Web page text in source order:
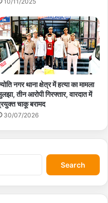
नगर थाना क्षेत्र में हत्या का मामला
तीन आरोपी गिरफ्तार, वारदात में
चाकू बरामद
30/07/2026
S
e
a
r